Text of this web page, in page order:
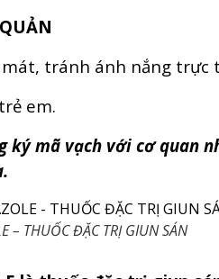
mát, tránh ánh nắng trực
em.
ký mã vạch với cơ quan
– THUỐC ĐẶC TRỊ GIUN SÁN